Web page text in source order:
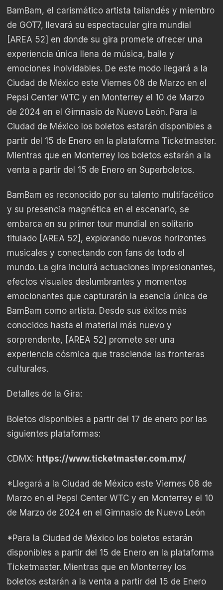
BamBam, el carismático artista tailandés y miembro
de GOT7, llevará su espectacular gira mundial
[AREA 52] en donde su gira promete ofrecer una
experiencia única llena de música, baile y
emociones inolvidables. De este modo llegará a la
Ciudad de México este Viernes 08 de Marzo en el
Pepsi Center WTC y en Monterrey el 10 de Marzo
de 2024 en el Gimnasio de Nuevo León. Para la
Ciudad de México los boletos estarán disponibles a
partir del 15 de Enero en la plataforma Ticketmaster.
Mientras que en Monterrey los boletos estarán a la
venta a partir del 15 de Enero en Superboletos.
BamBam es reconocido por su talento multifacético
y su presencia magnética en el escenario, se
embarca en su primer tour mundial en solitario
titulado [AREA 52], explorando nuevos horizontes
musicales y conectando con fans de todo el
mundo. La gira incluirá actuaciones impresionantes,
efectos visuales deslumbrantes y momentos
emocionantes que capturarán la esencia única de
BamBam como artista. Desde sus éxitos más
conocidos hasta el material más nuevo y
sorprendente, [AREA 52] promete ser una
experiencia cósmica que trasciende las fronteras
culturales.
Detalles de la Gira:
Boletos disponibles a partir del 17 de enero por las
siguientes plataformas:
CDMX: https://www.ticketmaster.com.mx/
*Llegará a la Ciudad de México este Viernes 08 de
Marzo en el Pepsi Center WTC y en Monterrey el 10
de Marzo de 2024 en el Gimnasio de Nuevo León
*Para la Ciudad de México los boletos estarán
disponibles a partir del 15 de Enero en la plataforma
Ticketmaster. Mientras que en Monterrey los
boletos estarán a la venta a partir del 15 de Enero